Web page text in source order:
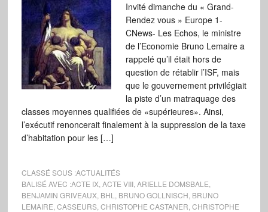
Invité dimanche du « Grand-
Rendez vous » Europe 1-
CNews- Les Echos, le ministre
de l’Economie Bruno Lemaire a
rappelé qu’il était hors de
question de rétablir l’ISF, mais
que le gouvernement privilégiait
la piste d’un matraquage des
classes moyennes qualifiées de «supérieures». Ainsi,
l’exécutif renoncerait finalement à la suppression de la taxe
d’habitation pour les […]
CLASSÉ SOUS :ACTUALITÉS
BALISÉ AVEC :ACTE IX, ACTE VIII, ARIELLE DOMSBALE
BENJAMIN GRIVEAUX, BHL BRUNO GOLLNISCH BRUNO
LEMAIRE CASSEURS, CHRISTOPHE CASTANER CHRISTOPHE